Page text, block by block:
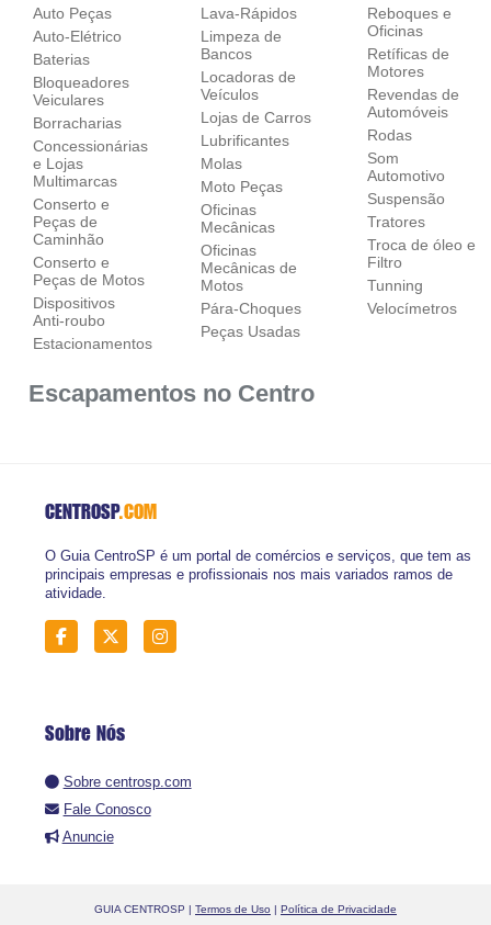
Auto Peças
Auto-Elétrico
Baterias
Bloqueadores
Veiculares
Borracharias
Concessionárias
e Lojas
Multimarcas
Conserto e
Peças de
Caminhão
Conserto e
Peças de Motos
Dispositivos
Anti-roubo
Estacionamentos
Lava-Rápidos
Limpeza de
Bancos
Locadoras de
Veículos
Lojas de Carros
Lubrificantes
Molas
Moto Peças
Oficinas
Mecânicas
Oficinas
Mecânicas de
Motos
Pára-Choques
Peças Usadas
Reboques e
Oficinas
Retíficas de
Motores
Revendas de
Automóveis
Rodas
Som
Automotivo
Suspensão
Tratores
Troca de óleo e
Filtro
Tunning
Velocímetros
Escapamentos no Centro
CENTROSP.COM
O Guia CentroSP é um portal de comércios e serviços, que tem as
principais empresas e profissionais nos mais variados ramos de
atividade.
Sobre Nós
Sobre centrosp.com
Fale Conosco
Anuncie
GUIA CENTROSP | Termos de Uso | Política de Privacidade